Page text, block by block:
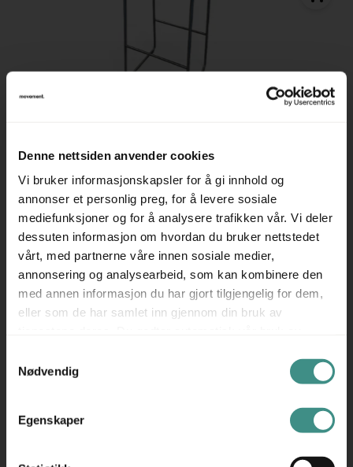
Denne nettsiden anvender cookies
Vi bruker informasjonskapsler for å gi innhold og
annonser et personlig preg, for å levere sosiale
mediefunksjoner og for å analysere trafikken vår. Vi deler
dessuten informasjon om hvordan du bruker nettstedet
vårt, med partnerne våre innen sosiale medier,
annonsering og analysearbeid, som kan kombinere den
med annen informasjon du har gjort tilgjengelig for dem,
eller som de har samlet inn gjennom din bruk av
Nødvendig
Egenskaper
stål, Godt brukt
875 ,- eks mva
1.094 ,- inkl mva
ID: 65280